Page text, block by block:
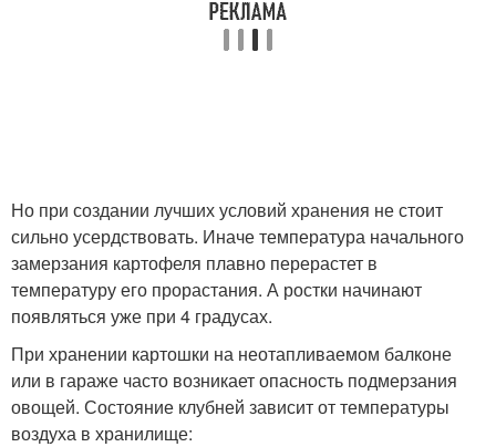
Но при создании лучших условий хранения не стоит
сильно усердствовать. Иначе температура начального
замерзания картофеля плавно перерастет в
температуру его прорастания. А ростки начинают
появляться уже при 4 градусах.
При хранении картошки на неотапливаемом балконе
или в гараже часто возникает опасность подмерзания
овощей. Состояние клубней зависит от температуры
воздуха в хранилище: